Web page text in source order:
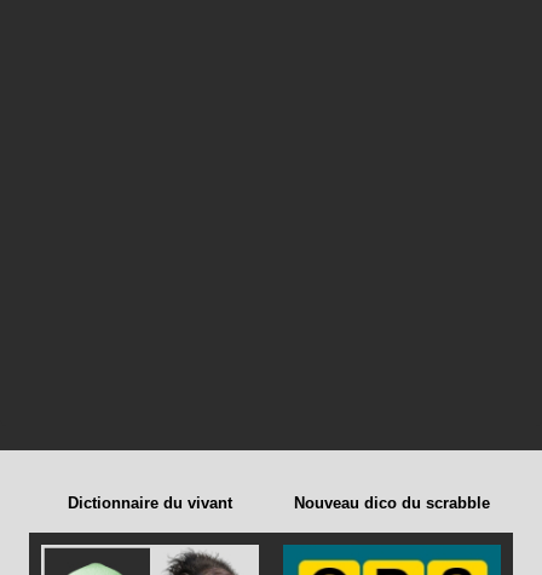
Dictionnaire du vivant Nouveau dico du scrabble